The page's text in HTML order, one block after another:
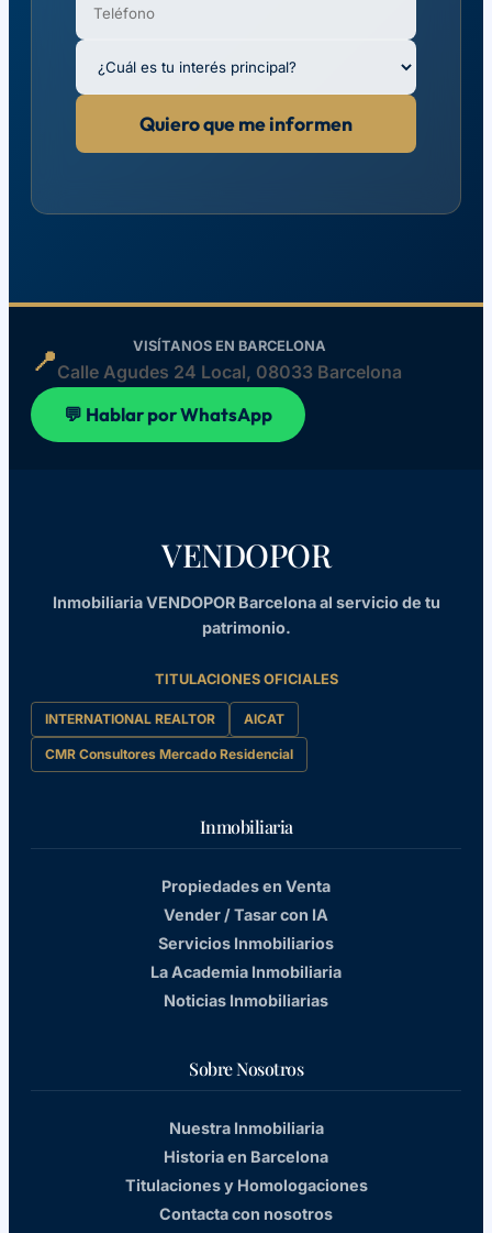
Quiero que me informen
📍 VISÍTANOS EN BARCELONA
Calle Agudes 24 Local, 08033 Barcelona
💬 Hablar por WhatsApp
VENDOPOR
Inmobiliaria VENDOPOR Barcelona al servicio de tu
patrimonio.
TITULACIONES OFICIALES
INTERNATIONAL REALTOR AICAT
CMR Consultores Mercado Residencial
Inmobiliaria
Propiedades en Venta
Vender / Tasar con IA
Servicios Inmobiliarios
La Academia Inmobiliaria
Noticias Inmobiliarias
Sobre Nosotros
Nuestra Inmobiliaria
Historia en Barcelona
Titulaciones y Homologaciones
Contacta con nosotros